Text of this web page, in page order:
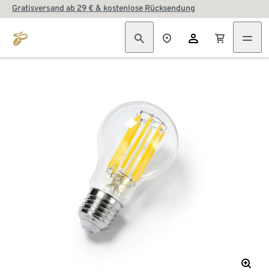
Gratisversand ab 29 € & kostenlose Rücksendung